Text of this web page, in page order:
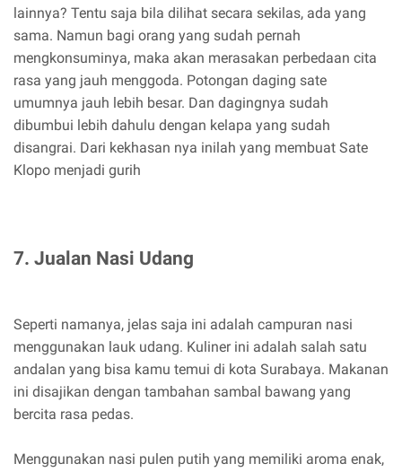
lainnya? Tentu saja bila dilihat secara sekilas, ada yang
sama. Namun bagi orang yang sudah pernah
mengkonsuminya, maka akan merasakan perbedaan cita
rasa yang jauh menggoda. Potongan daging sate
umumnya jauh lebih besar. Dan dagingnya sudah
dibumbui lebih dahulu dengan kelapa yang sudah
disangrai. Dari kekhasan nya inilah yang membuat Sate
Klopo menjadi gurih
7. Jualan Nasi Udang
Seperti namanya, jelas saja ini adalah campuran nasi
menggunakan lauk udang. Kuliner ini adalah salah satu
andalan yang bisa kamu temui di kota Surabaya. Makanan
ini disajikan dengan tambahan sambal bawang yang
bercita rasa pedas.
Menggunakan nasi pulen putih yang memiliki aroma enak,